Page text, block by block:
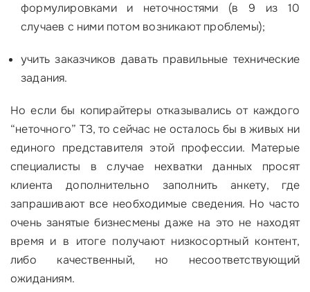
формулировками и неточностями (в 9 из 10
случаев с ними потом возникают проблемы);
учить заказчиков давать правильные технические
задания.
Но если бы копирайтеры отказывались от каждого
“неточного” ТЗ, то сейчас не осталось бы в живых ни
единого представителя этой профессии. Матерые
специалисты в случае нехватки данных просят
клиента дополнительно заполнить анкету, где
запрашивают все необходимые сведения. Но часто
очень занятые бизнесмены даже на это не находят
время и в итоге получают низкосортный контент,
либо качественный, но несоответствующий
ожиданиям.